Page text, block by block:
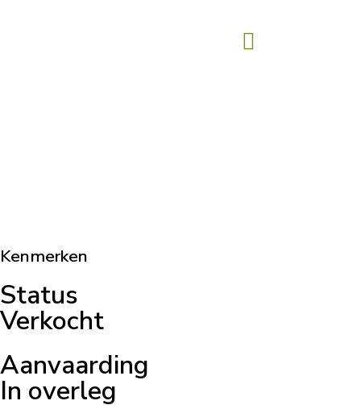
Kenmerken
Status
Verkocht
Aanvaarding
In overleg